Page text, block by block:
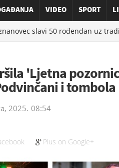
VIDEO SPORT
slavi 50 rođendan uz
'Ljetna
i tombola
2025. 08:54
Plus on Google+